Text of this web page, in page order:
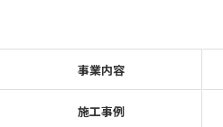
事業内容
施工事例